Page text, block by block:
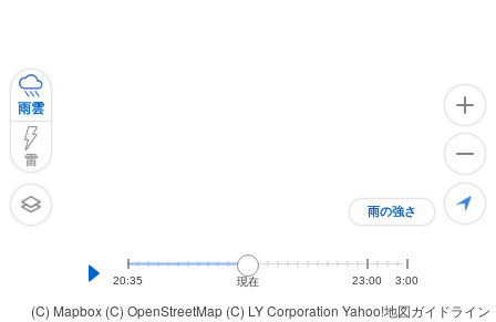
(C) Mapbox (C) OpenStreetMap (C) LY Corporation Yahoo!地図ガイドライン
雨の強さ
雨雲
雷
20:35 現在 23:00 3:00